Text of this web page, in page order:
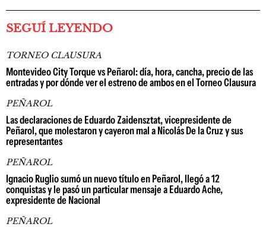
SEGUÍ LEYENDO
TORNEO CLAUSURA
Montevideo City Torque vs Peñarol: día, hora, cancha, precio de las
entradas y por dónde ver el estreno de ambos en el Torneo Clausura
PEÑAROL
Las declaraciones de Eduardo Zaidensztat, vicepresidente de
Peñarol, que molestaron y cayeron mal a Nicolás De la Cruz y sus
representantes
PEÑAROL
Ignacio Ruglio sumó un nuevo título en Peñarol, llegó a 12
conquistas y le pasó un particular mensaje a Eduardo Ache,
expresidente de Nacional
PEÑAROL